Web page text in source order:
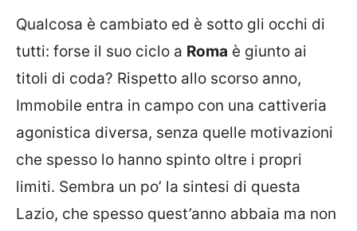
Qualcosa è cambiato ed è sotto gli occhi di
tutti: forse il suo ciclo a Roma è giunto ai
titoli di coda? Rispetto allo scorso anno,
Immobile entra in campo con una cattiveria
agonistica diversa, senza quelle motivazioni
che spesso lo hanno spinto oltre i propri
limiti. Sembra un po’ la sintesi di questa
Lazio, che spesso quest’anno abbaia ma non